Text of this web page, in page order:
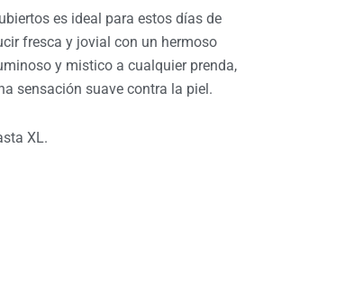
es ideal para estos días de
fresca y jovial con un hermoso
y mistico a cualquier prenda,
sensación suave contra la piel.
XL.